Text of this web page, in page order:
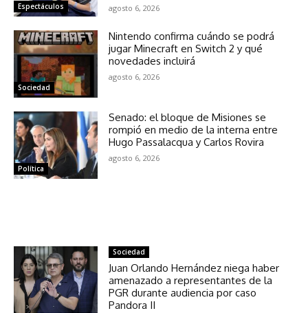
Espectáculos agosto 6, 2026
Sociedad
Nintendo confirma cuándo se podrá
jugar Minecraft en Switch 2 y qué
novedades incluirá
agosto 6, 2026
Política
Senado: el bloque de Misiones se
rompió en medio de la interna entre
Hugo Passalacqua y Carlos Rovira
agosto 6, 2026
Sociedad
Juan Orlando Hernández niega haber
amenazado a representantes de la
PGR durante audiencia por caso
Pandora II